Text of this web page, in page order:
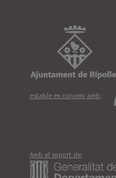
estable en conveni amb:
Amb el suport de: